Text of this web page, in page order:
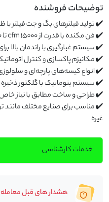
توضیحات فروشنده
غیره
خدمات کارشناسی
هشدار های قبل معامله